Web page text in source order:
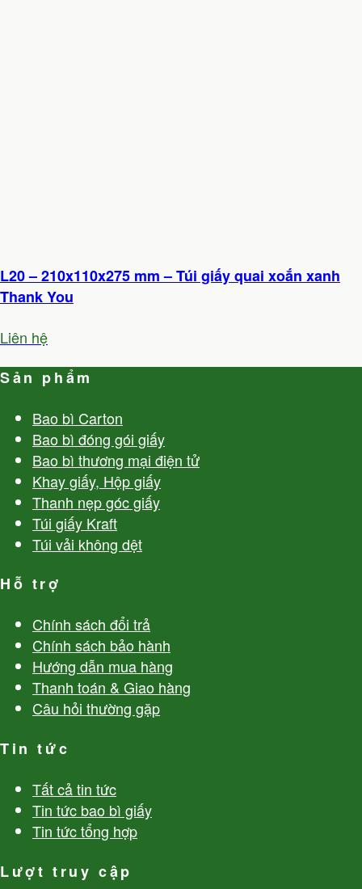
L20 – 210x110x275 mm – Túi giấy quai xoắn xanh
Thank You
Liên hệ
Sản phẩm
Bao bì Carton
Bao bì đóng gói giấy
Bao bì thương mại điện tử
Khay giấy, Hộp giấy
Thanh nẹp góc giấy
Túi giấy Kraft
Túi vải không dệt
Hỗ trợ
Chính sách đổi trả
Chính sách bảo hành
Hướng dẫn mua hàng
Thanh toán & Giao hàng
Câu hỏi thường gặp
Tin tức
Tất cả tin tức
Tin tức bao bì giấy
Tin tức tổng hợp
Lượt truy cập